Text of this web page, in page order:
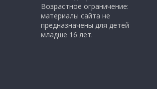
Возрастное ограничение:
материалы сайта не
предназначены для детей
младше 16 лет.